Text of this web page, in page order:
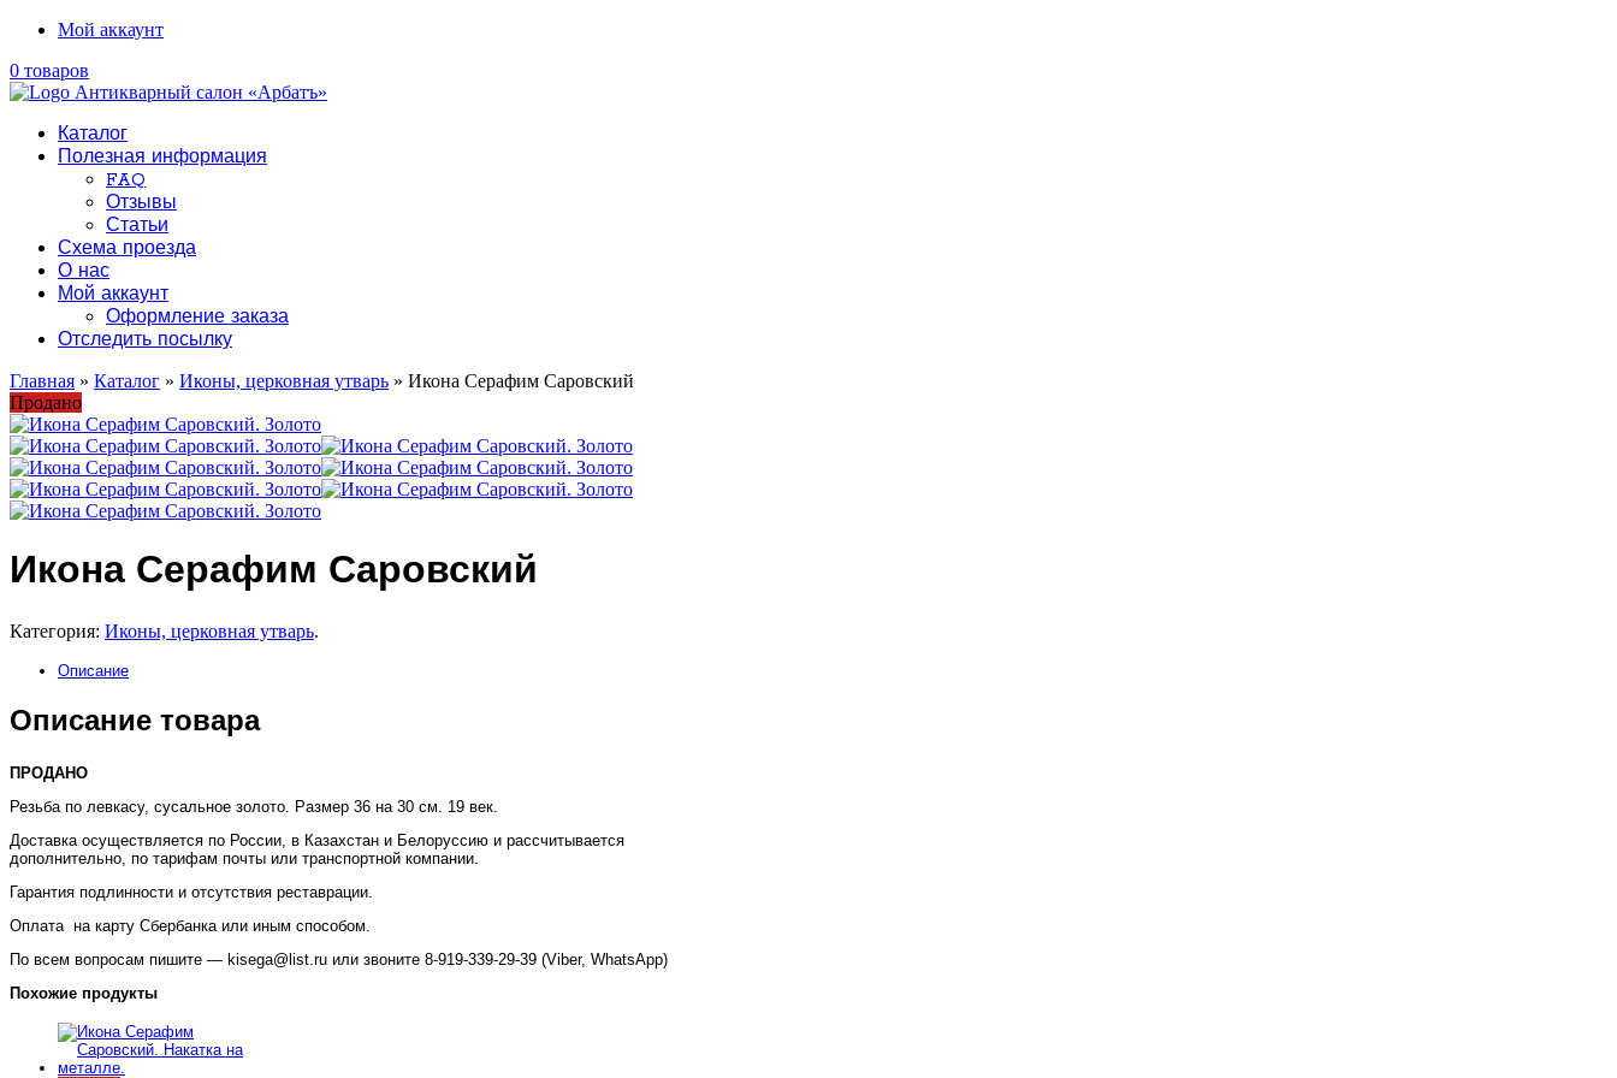
Мой аккаунт
0 товаров
Каталог
Полезная информация
FAQ
Отзывы
Статьи
Схема проезда
О нас
Мой аккаунт
Оформление заказа
Отследить посылку
Главная » Каталог » Иконы, церковная утварь » Икона Серафим Саровский
Продано
Икона Серафим Саровский
Категория: Иконы, церковная утварь.
Описание
Описание товара
ПРОДАНО
Резьба по левкасу, сусальное золото. Размер 36 на 30 см. 19 век.
Доставка осуществляется по России, в Казахстан и Белоруссию и рассчитывается
дополнительно, по тарифам почты или транспортной компании.
Гарантия подлинности и отсутствия реставрации.
Оплата на карту Сбербанка или иным способом.
По всем вопросам пишите — kisega@list.ru или звоните 8-919-339-29-39 (Viber, WhatsApp)
Похожие продукты